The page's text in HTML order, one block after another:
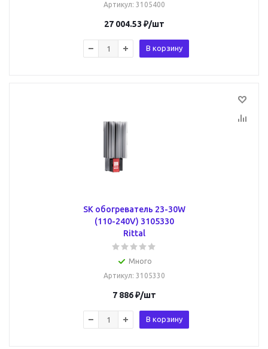
Артикул: 3105400
27 004.53 ₽/шт
В корзину
SK обогреватель 23-30W
(110-240V) 3105330
Rittal
Много
Артикул: 3105330
7 886₽/шт
В корзину